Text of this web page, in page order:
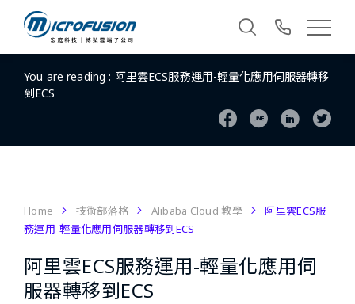
You are reading : 阿里雲ECS服務運用-輕量化應用伺服器轉移
到ECS
Home 技術部落格 Alibaba Cloud 教學
阿里雲ECS服
務運用-輕量化應用伺服器轉移到ECS
阿里雲ECS服務運用-輕量化應用伺
服器轉移到ECS